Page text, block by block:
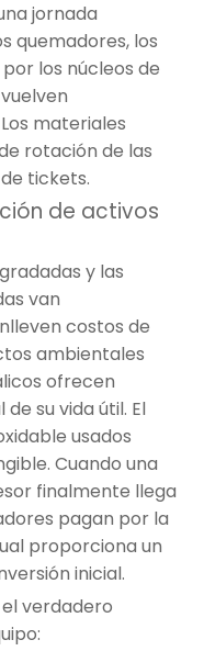
jornada
quemadores, los
los núcleos de
materiales
rotación de las
tickets.
de activos
y las
van
costos de
ambientales
ofrecen
su vida útil. El
usados
Cuando una
finalmente llega
pagan por la
proporciona un
inicial.
verdadero